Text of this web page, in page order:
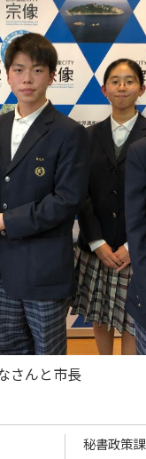
さんと市長
秘書政策課